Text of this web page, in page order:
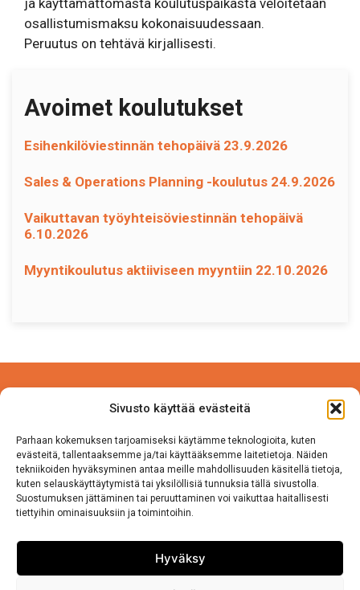
Sivusto käyttää evästeitä
Parhaan kokemuksen tarjoamiseksi käytämme teknologioita, kuten
evästeitä, tallentaaksemme ja/tai käyttääksemme laitetietoja. Näiden
tekniikoiden hyväksyminen antaa meille mahdollisuuden käsitellä tietoja,
kuten selauskäyttäytymistä tai yksilöllisiä tunnuksia tällä sivustolla.
Suostumuksen jättäminen tai peruuttaminen voi vaikuttaa haitallisesti
tiettyihin ominaisuuksiin ja toimintoihin.
Hyväksy
osallistumismaksu kokonaisuudessaan.
Peruutus on tehtävä kirjallisesti.
Avoimet koulutukset
Esihenkilöviestinnän tehopäivä 23.9.2026
Sales & Operations Planning -koulutus 24.9.2026
Vaikuttavan työyhteisöviestinnän tehopäivä
6.10.2026
Myyntikoulutus aktiiviseen myyntiin 22.10.2026
Tehtaantie 5 A 4
14500 IITTALA
Puh. 050 570 8163
Sivuston käyttö ja Tietosuojalauseke